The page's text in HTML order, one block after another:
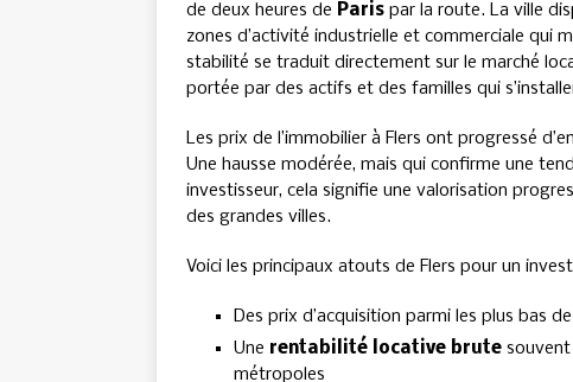
de deux heures de Paris par la route. La ville
zones d’activité industrielle et commerciale qui
stabilité se traduit directement sur le marché
portée par des actifs et des familles qui
Les prix de l’immobilier à Flers ont progressé
Une hausse modérée, mais qui confirme une
investisseur, cela signifie une valorisation
des grandes villes.
Voici les principaux atouts de Flers pour un
Des prix d’acquisition parmi les plus bas
Une rentabilité locative brute souvent
métropoles